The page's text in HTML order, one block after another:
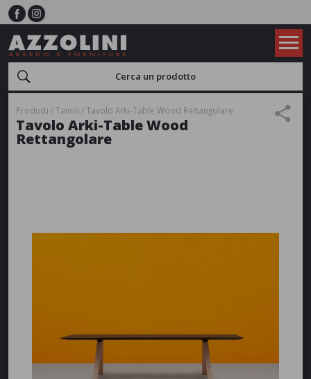
Prodotti Tavoli Tavolo Arki-Table Wood Rettangolare
Tavolo Arki-Table Wood
Rettangolare